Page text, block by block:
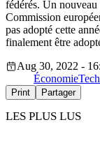
fédérés. Un
Commission
pas adopté cette
finalement être
Aug 30, 2022 -
Économie
Print Partager
LES PLUS LUS